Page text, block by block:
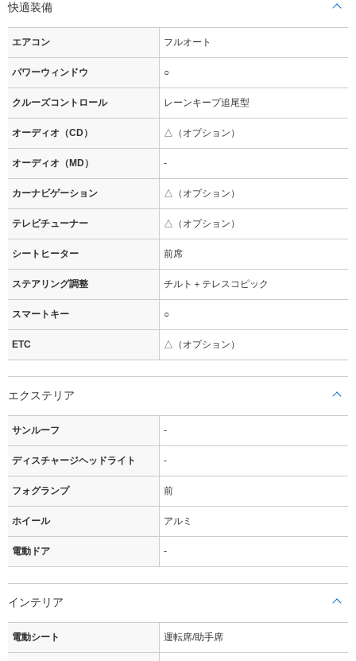
快適装備
エアコン フルオート
パワーウィンドウ ○
クルーズコントロール レーンキープ追尾型
オーディオ（CD） △（オプション）
オーディオ（MD） -
カーナビゲーション △（オプション）
テレビチューナー △（オプション）
シートヒーター 前席
ステアリング調整 チルト＋テレスコピック
スマートキー ○
ETC △（オプション）
エクステリア
サンルーフ -
ディスチャージヘッドライト -
フォグランプ 前
ホイール アルミ
電動ドア -
インテリア
電動シート 運転席/助手席